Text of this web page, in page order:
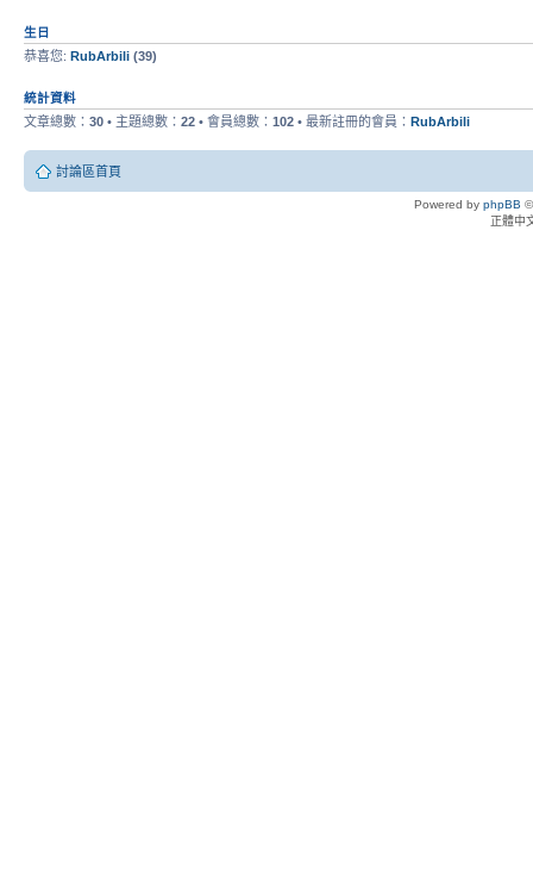
生日
恭喜您: RubArbili (39)
統計資料
文章總數： 30 • 主題總數： 22 • 會員總數： 102 • 最新註冊的會員： RubArbili
討論區首頁
Powered by phpBB
正體中